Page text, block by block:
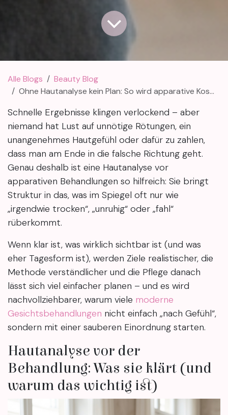
Alle Blogs
Beauty Blog
Ohne Hautanalyse kein Plan: So wird apparative Kosmetologie wirklich individuell
Schnelle Ergebnisse klingen verlockend – aber
niemand hat Lust auf unnötige Rötungen, ein
unangenehmes Hautgefühl oder dafür zu zahlen,
dass man am Ende in die falsche Richtung geht.
Genau deshalb ist eine Hautanalyse vor
apparativen Behandlungen so hilfreich: Sie bringt
Struktur in das, was im Spiegel oft nur wie
„irgendwie trocken“, „unruhig“ oder „fahl“
rüberkommt.
Wenn klar ist, was wirklich sichtbar ist (und was
eher Tagesform ist), werden Ziele realistischer, die
Methode verständlicher und die Pflege danach
lässt sich viel einfacher planen – und es wird
nachvollziehbarer, warum viele moderne
Gesichtsbehandlungen nicht einfach „nach Gefühl“,
sondern mit einer sauberen Einordnung starten.
Hautanalyse vor der
Behandlung: Was sie klärt (und
warum das wichtig ist)